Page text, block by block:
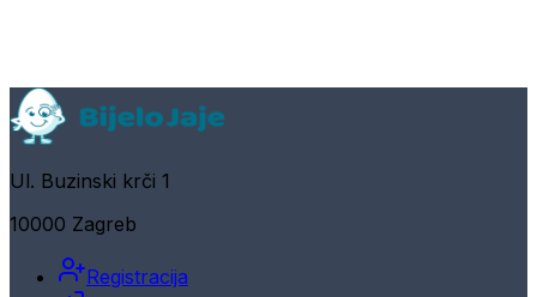
Ul. Buzinski krči 1
10000 Zagreb
Registracija